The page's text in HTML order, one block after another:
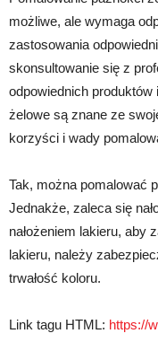
możliwe, ale wymaga
zastosowania
skonsultowanie się z
odpowiednich
żelowe są znane ze
korzyści i wady
Tak, można pomalować
Jednakże, zaleca się
nałożeniem lakieru, aby
lakieru, należy
trwałość koloru.
Link tagu HTML: https://